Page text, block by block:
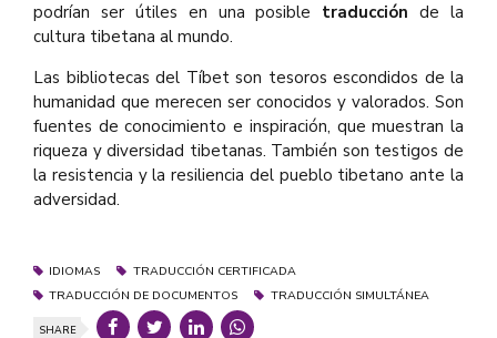
podrían ser útiles en una posible traducción de la
cultura tibetana al mundo.
Las bibliotecas del Tíbet son tesoros escondidos de la
humanidad que merecen ser conocidos y valorados. Son
fuentes de conocimiento e inspiración, que muestran la
riqueza y diversidad tibetanas. También son testigos de
la resistencia y la resiliencia del pueblo tibetano ante la
adversidad.
IDIOMAS
TRADUCCIÓN CERTIFICADA
TRADUCCIÓN DE DOCUMENTOS
TRADUCCIÓN SIMULTÁNEA
SHARE